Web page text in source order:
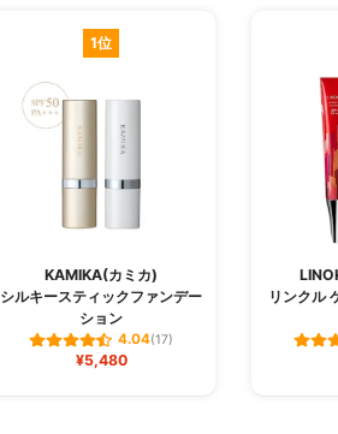
1位
KAMIKA(カミカ)
シルキースティックファンデー
ション
4.04(17)
¥5,480
リンクル